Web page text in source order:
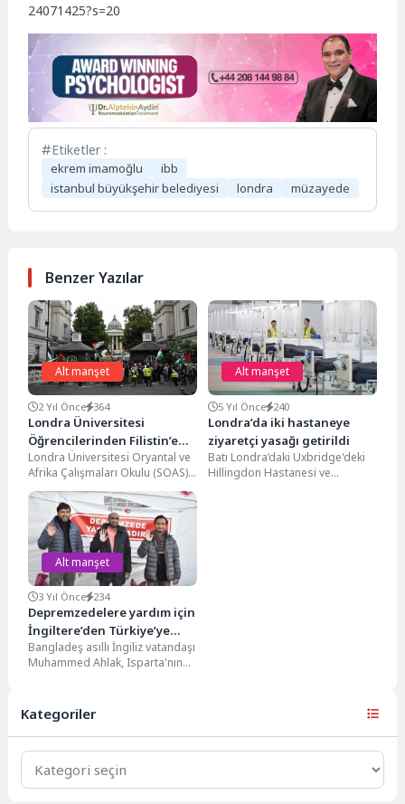
24071425?s=20
Etiketler :
ekrem imamoğlu
ibb
istanbul büyükşehir belediyesi
londra müzayede
Benzer Yazılar
Alt manşet
2 Yıl Önce 364
Londra Üniversitesi
Öğrencilerinden Filistin’e
Destek Gösterisi
Londra Üniversitesi Oryantal ve
Afrika Çalışmaları Okulu (SOAS)
öğrencileri, Filistin’e destek
eylemlerine katıldıkları için
uzaklaştırma...
Alt manşet
5 Yıl Önce 240
Londra’da iki hastaneye
ziyaretçi yasağı getirildi
Batı Londra’daki Uxbridge'deki
Hillingdon Hastanesi ve
Alt manşet
3 Yıl Önce 234
Depremzedelere yardım için
İngiltere’den Türkiye’ye
gittiler
Bangladeş asıllı İngiliz vatandaşı
Muhammed Ahlak, Isparta'nın
bulundu. İki arkadaş...
Kategoriler
Kategoriler